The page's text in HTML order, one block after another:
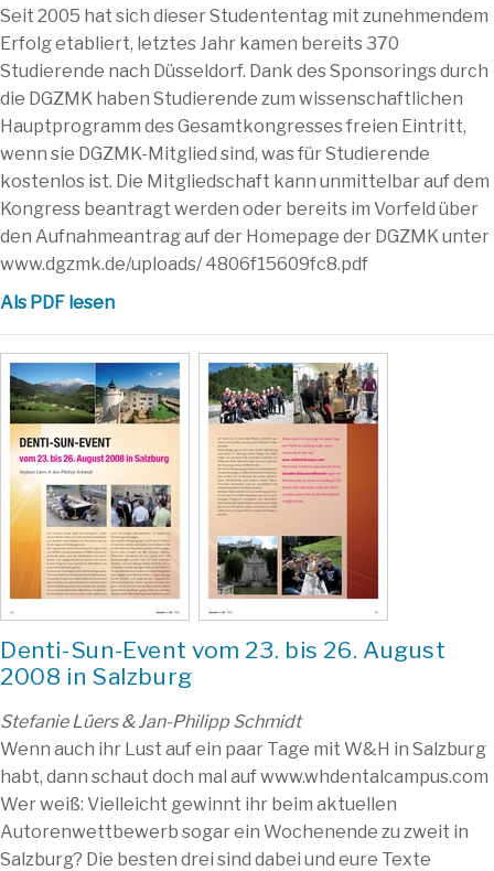
Seit 2005 hat sich dieser Studententag mit zunehmendem
Erfolg etabliert, letztes Jahr kamen bereits 370
Studierende nach Düsseldorf. Dank des Sponsorings durch
die DGZMK haben Studierende zum wissenschaftlichen
Hauptprogramm des Gesamtkongresses freien Eintritt,
wenn sie DGZMK-Mitglied sind, was für Studierende
kostenlos ist. Die Mitgliedschaft kann unmittelbar auf dem
Kongress beantragt werden oder bereits im Vorfeld über
den Aufnahmeantrag auf der Homepage der DGZMK unter
www.dgzmk.de/uploads/ 4806f15609fc8.pdf
Als PDF lesen
Denti-Sun-Event vom 23. bis 26. August
2008 in Salzburg
Stefanie Lüers & Jan-Philipp Schmidt
Wenn auch ihr Lust auf ein paar Tage mit W&H in Salzburg
habt, dann schaut doch mal auf www.whdentalcampus.com
Wer weiß: Vielleicht gewinnt ihr beim aktuellen
Autorenwettbewerb sogar ein Wochenende zu zweit in
Salzburg? Die besten drei sind dabei und eure Texte